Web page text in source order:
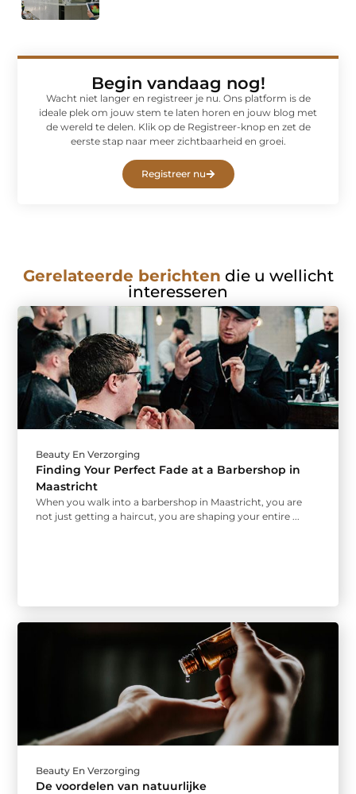
Begin vandaag nog!
Wacht niet langer en registreer je nu. Ons platform is de
ideale plek om jouw stem te laten horen en jouw blog met
de wereld te delen. Klik op de Registreer-knop en zet de
eerste stap naar meer zichtbaarheid en groei.
Registreer nu
Gerelateerde berichten die u wellicht
interesseren
Beauty En Verzorging
Finding Your Perfect Fade at a Barbershop in
Maastricht
When you walk into a barbershop in Maastricht, you are
not just getting a haircut, you are shaping your entire ...
Beauty En Verzorging
De voordelen van natuurlijke